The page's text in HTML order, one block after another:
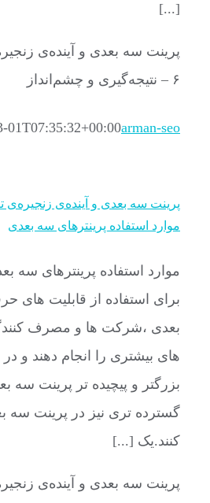
[...]
پرینت سه بعدی و آینده‌ی
۶ – نتیجه‌گیری و چشم‌انداز
arman-seo
01T07:35:32+00:00
موارد استفاده پرینترهای سه بعدی
موارد استفاده پرینترهای سه
برای استفاده از قابلیت های
بعدی ،شرکت ها و مصرف
های بیشتری را انجام دهند و
بزرگتر و پیچیده تر پرینت سه
گسترده تری نیز در پرینت سه
کنند.یک [...]
پرینت سه بعدی و آینده‌ی